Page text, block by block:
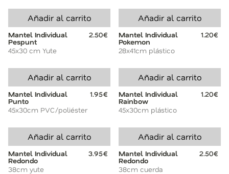
Añadir al carrito
Mantel Individual
Pespunt
2.50€
45x30 cm Yute
Añadir al carrito
Mantel Individual
Pokemon
1.20€
28x41cm plástico
Añadir al carrito
Mantel Individual
Punto
1.95€
45x30cm PVC/poliéster
Añadir al carrito
Mantel Individual
Rainbow
1.20€
45x30cm plástico
Añadir al carrito
Mantel Individual
Redondo
3.95€
38cm yute
Añadir al carrito
Mantel Individual
Redondo
2.50€
38cm cuerda